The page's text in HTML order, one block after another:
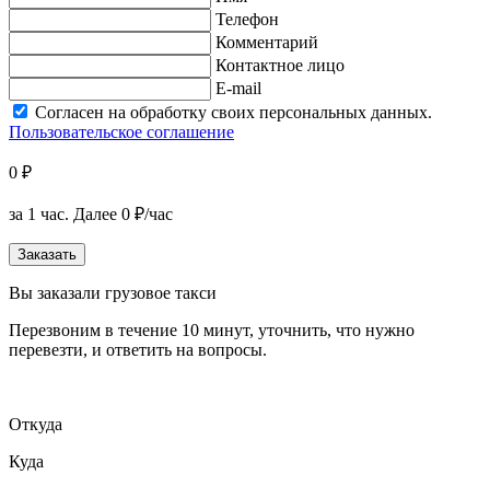
Телефон
Комментарий
Контактное лицо
E-mail
Согласен на обработку своих персональных данных.
Пользовательское соглашение
0 ₽
за 1 час. Далее 0 ₽/час
Заказать
Вы заказали грузовое такси
Перезвоним в течение 10 минут, уточнить, что нужно
перевезти, и ответить на вопросы.
Откуда
Куда